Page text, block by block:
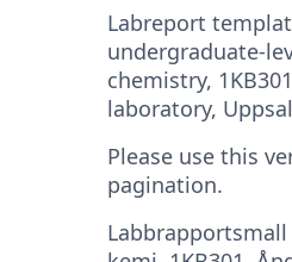
Labreport
undergraduate-
chemistry,
laboratory,
Please use this
pagination.